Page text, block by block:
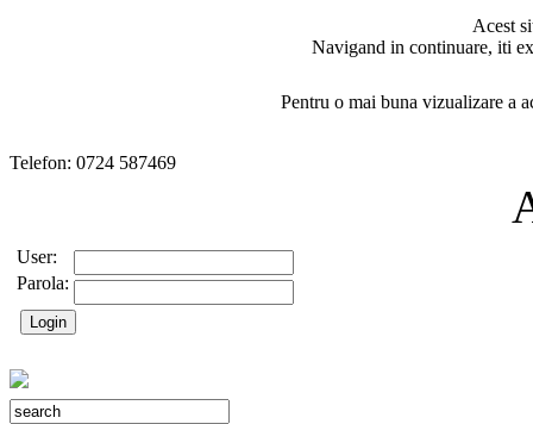
Acest
Navigand in continuare, iti
Pentru o mai buna vizualizare a
Telefon: 0724 587469
User:
Parola: